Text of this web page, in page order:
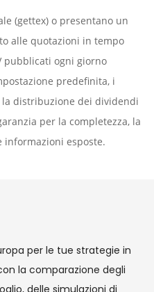
(gettex) o presentano un
alle quotazioni in tempo
pubblicati ogni giorno
predefinita, i
distribuzione dei dividendi
per la completezza, la
informazioni esposte.